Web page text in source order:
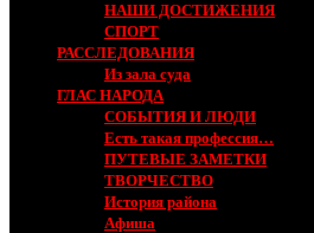
НАШИ ДОСТИЖЕНИЯ
СПОРТ
РАССЛЕДОВАНИЯ
Из зала суда
ГЛАС НАРОДА
СОБЫТИЯ И ЛЮДИ
Есть такая профессия…
ПУТЕВЫЕ ЗАМЕТКИ
ТВОРЧЕСТВО
История района
Афиша